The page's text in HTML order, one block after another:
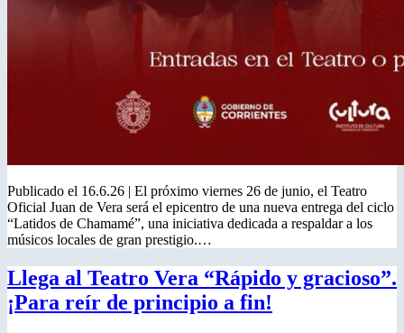
Publicado el 16.6.26 | El próximo viernes 26 de junio, el Teatro
Oficial Juan de Vera será el epicentro de una nueva entrega del ciclo
“Latidos de Chamamé”, una iniciativa dedicada a respaldar a los
músicos locales de gran prestigio.…
Llega al Teatro Vera “Rápido y gracioso”.
¡Para reír de principio a fin!